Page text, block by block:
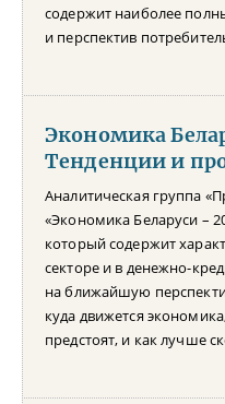
содержит наиболее
и перспектив
Экономика
Тенденции и
Аналитическая группа
«Экономика Беларуси –
который содержит
секторе и в денежно-
на ближайшую
куда движется
предстоят, и как лучше